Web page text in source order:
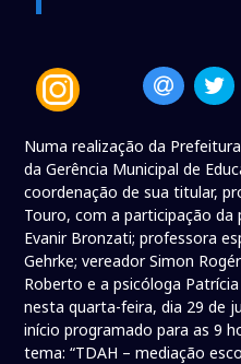
Numa realização da
da Gerência Municipal de
coordenação de sua titular,
Touro, com a participação da
Evanir Bronzati; professora
Gehrke; vereador Simon
Roberto e a psicóloga
nesta quarta-feira, dia 29 de
início programado para as 9
tema: “TDAH – mediação